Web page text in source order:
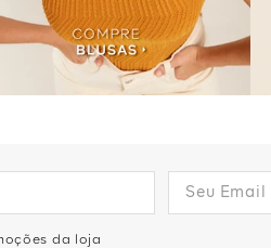
da loja